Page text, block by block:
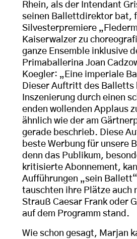
Rhein, als der Intendant
seinen Ballettdirektor bat,
Silvesterpremiere
Kaiserwalzer zu
ganze Ensemble inklusive
Primaballerina Joan
Koegler: „Eine imperiale
Dieser Auftritt des Balletts
Inszenierung durch einen
enden wollenden Applaus
ähnlich wie der am
gerade beschrieb. Diese
beste Werbung für unsere
denn das Publikum,
kritisierte Abonnement,
Aufführungen „sein
tauschten ihre Plätze auch
Strauß Caesar Frank oder
auf dem Programm stand.
Wie schon gesagt, Marjan